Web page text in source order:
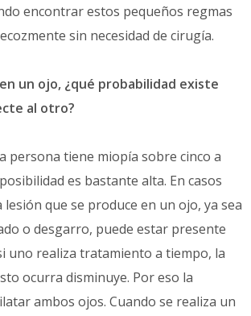
encontrar estos pequeños regmas
sin necesidad de cirugía.
un ojo, ¿qué probabilidad existe
al otro?
persona tiene miopía sobre cinco a
es bastante alta. En casos
que se produce en un ojo, ya sea
o desgarro, puede estar presente
uno realiza tratamiento a tiempo, la
ocurra disminuye. Por eso la
ambos ojos. Cuando se realiza un